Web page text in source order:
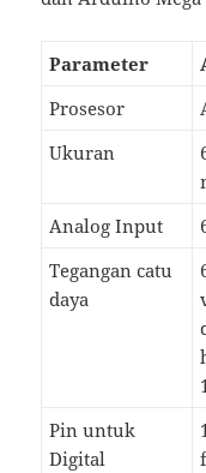
Parameter
Prosesor
Ukuran
Analog Input
Tegangan catu
daya
Pin untuk
Digital